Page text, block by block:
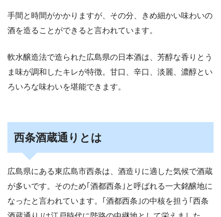
手間と時間がかかりますが、その分、きめ細かい味わいの
酒を造ることができると言われています。
軟水醸造法で造られた広島県の日本酒は、芳醇な香りとう
ま味が調和したキレが特徴。甘口、辛口、淡麗、濃醇とい
ろいろな味わいを堪能できます。
西条酒蔵通りとは
広島県にある東広島市西条は、 酒造りに適した気候で酒蔵
が多いです。そのため｢酒都西条｣と呼ばれる一大銘醸地に
なったと言われています。
｢酒都西条｣の中核を担う｢西条